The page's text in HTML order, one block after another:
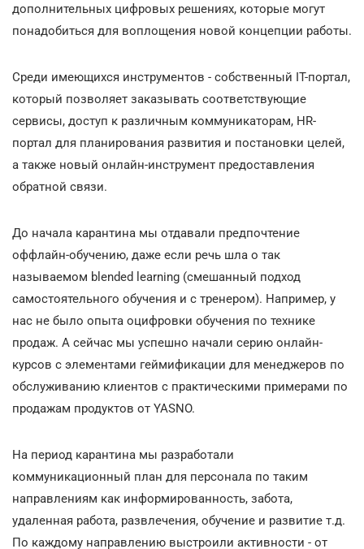
дополнительных цифровых решениях, которые могут
понадобиться для воплощения новой концепции работы.
Среди имеющихся инструментов - собственный IT-портал,
который позволяет заказывать соответствующие
сервисы, доступ к различным коммуникаторам, HR-
портал для планирования развития и постановки целей,
а также новый онлайн-инструмент предоставления
обратной связи.
До начала карантина мы отдавали предпочтение
оффлайн-обучению, даже если речь шла о так
называемом blended learning (смешанный подход
самостоятельного обучения и с тренером). Например, у
нас не было опыта оцифровки обучения по технике
продаж. А сейчас мы успешно начали серию онлайн-
курсов с элементами геймификации для менеджеров по
обслуживанию клиентов с практическими примерами по
продажам продуктов от YASNO.
На период карантина мы разработали
коммуникационный план для персонала по таким
направлениям как информированность, забота,
удаленная работа, развлечения, обучение и развитие т.д.
По каждому направлению выстроили активности - от